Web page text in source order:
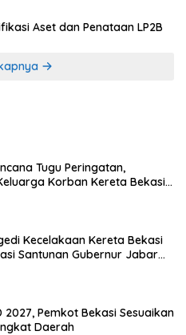
Aset dan Penataan LP2B
Tugu Peringatan,
Korban Kereta Bekasi
Kecelakaan Kereta Bekasi
Santunan Gubernur Jabar
2027, Pemkot Bekasi Sesuaikan
Daerah